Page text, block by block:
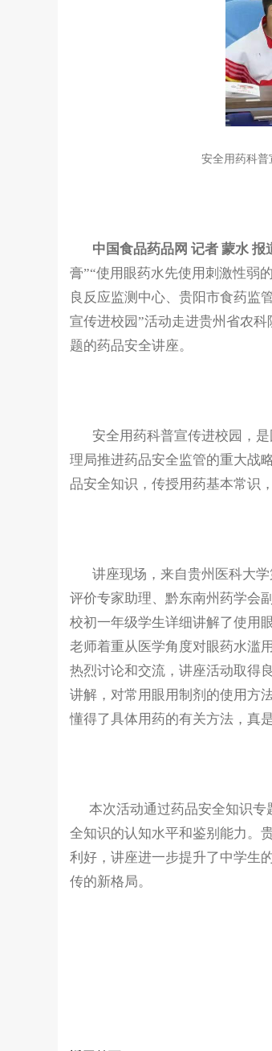
安全用药科普
中国食品药品网 记者 蒙水 报
膏”“使用眼药水先使用刺激性弱
良反应监测中心、贵阳市食药监
宣传进校园”活动走进贵州省农
题的药品安全讲座。
安全用药科普宣传进校园，是
理局推进药品安全监管的重大战
品安全知识，传授用药基本常识
讲座现场，来自贵州医科大学
评价专家助理、黔东南州药学会
校初一年级学生详细讲解了使用
老师着重从医学角度对眼药水滥
热烈讨论和交流，讲座活动取得
讲解，对常用眼用制剂的使用方
懂得了具体用药的有关方法，真
本次活动通过药品安全知识专
全知识的认知水平和鉴别能力。
利好，讲座进一步提升了中学生
传的新格局。